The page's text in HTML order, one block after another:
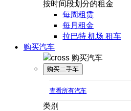
按时间段划分的租金
每周租赁
每月租金
拉巴特 机场 租车
购买汽车
购买汽车
购买二手车
查看所有汽车
类别